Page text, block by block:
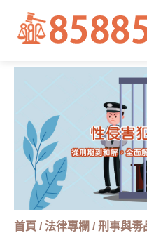
首頁 /法律專欄 /刑事與毒